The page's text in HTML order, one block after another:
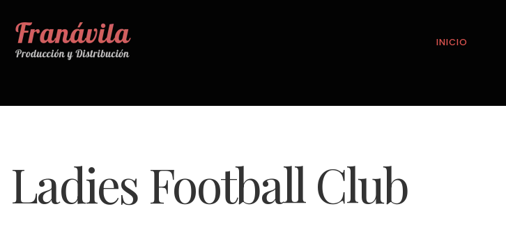
INICIO
Ladies Football Club